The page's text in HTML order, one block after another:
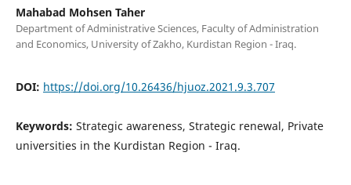
Mahabad Mohsen Taher
Department of Administrative Sciences, Faculty of Administration
and Economics, University of Zakho, Kurdistan Region - Iraq.
DOI: https://doi.org/10.26436/hjuoz.2021.9.3.707
Keywords: Strategic awareness, Strategic renewal, Private
universities in the Kurdistan Region - Iraq.